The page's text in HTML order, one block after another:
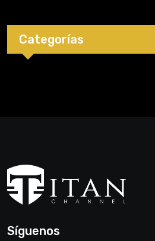
Categorías
Síguenos